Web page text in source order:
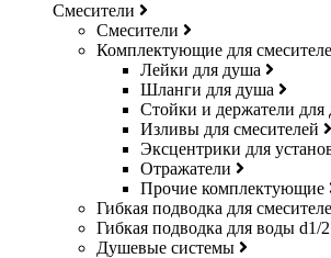
Смесители
Смесители
Комплектующие для
Лейки для душа
Шланги для душа
Стойки и держатели для
Изливы для смесителей
Эксцентрики для
Отражатели
Прочие комплектующие
Гибкая подводка для
Гибкая подводка для воды d1/
Душевые системы